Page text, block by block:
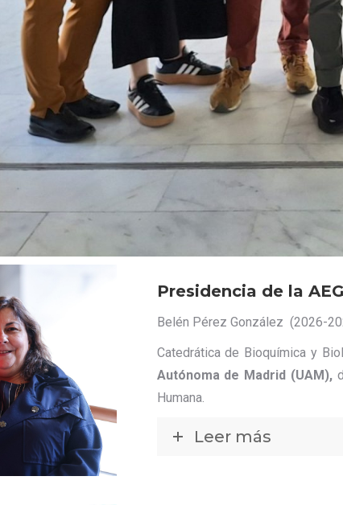
Presidencia de la
Belén Pérez González (2026-
Catedrática de Bioquímica y
Autónoma de Madrid (UAM),
Humana.
Leer más